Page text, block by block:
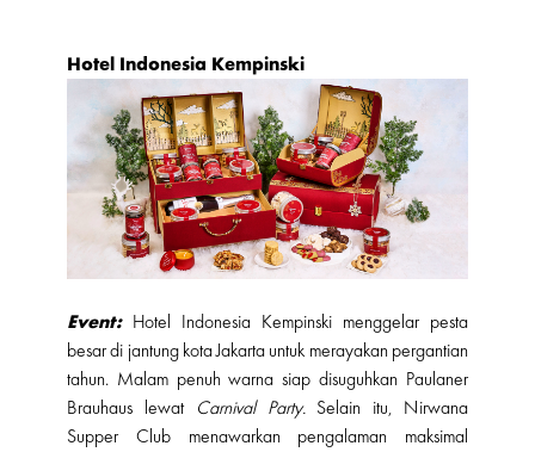
Hotel Indonesia Kempinski
Event:Hotel Indonesia Kempinski menggelar pesta
besar di jantung kota Jakarta untuk merayakan pergantian
tahun. Malam penuh warna siap disuguhkan Paulaner
Brauhaus lewat
Carnival Party. Selain itu, Nirwana
Supper Club menawarkan pengalaman maksimal